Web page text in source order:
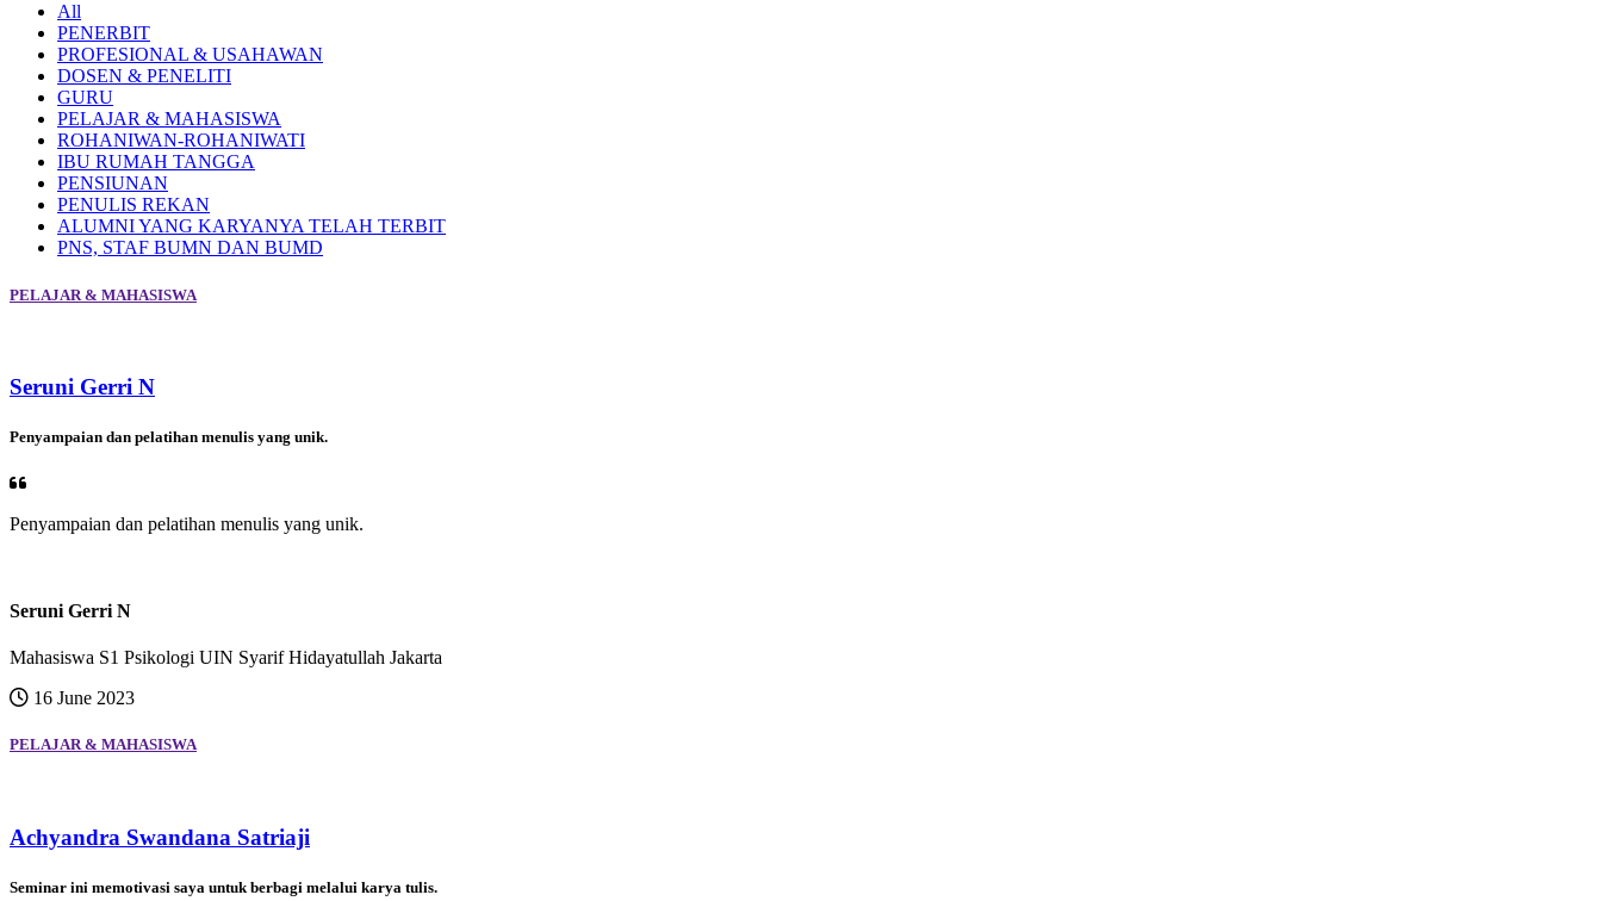
All
PENERBIT
PROFESIONAL & USAHAWAN
DOSEN & PENELITI
GURU
PELAJAR & MAHASISWA
ROHANIWAN-ROHANIWATI
IBU RUMAH TANGGA
PENSIUNAN
PENULIS REKAN
ALUMNI YANG KARYANYA TELAH TERBIT
PNS, STAF BUMN DAN BUMD
PELAJAR & MAHASISWA
Seruni Gerri N
Penyampaian dan pelatihan menulis yang unik.
Penyampaian dan pelatihan menulis yang unik.
Seruni Gerri N
Mahasiswa S1 Psikologi UIN Syarif Hidayatullah Jakarta
16 June 2023
PELAJAR & MAHASISWA
Achyandra Swandana Satriaji
Seminar ini memotivasi saya untuk berbagi melalui karya tulis.